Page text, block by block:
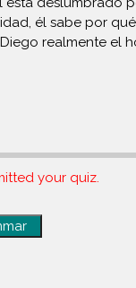
él sabe por
realmente el
your quiz.